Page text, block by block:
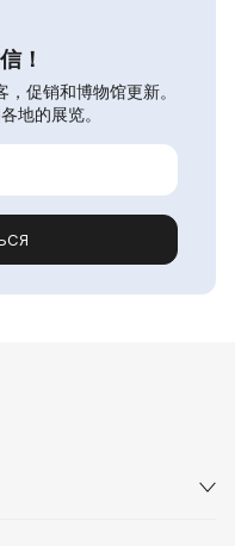
！
促销和博物馆更新。
地的展览。